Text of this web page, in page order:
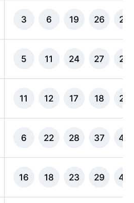
3 6 19 26 27
5 11 24 27 29
11 12 17 18 24
6 22 28 37 44
16 18 23 29 48